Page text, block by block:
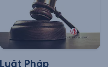
Luật Pháp